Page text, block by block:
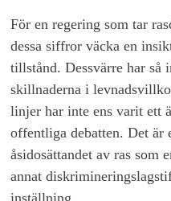
För en regering som tar
dessa siffror väcka en
tillstånd. Dessvärre har så
skillnaderna i
linjer har inte ens varit ett
offentliga debatten. Det är
åsidosättandet av ras som
annat